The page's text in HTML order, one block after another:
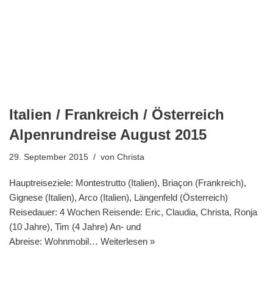
Italien / Frankreich / Österreich
Alpenrundreise August 2015
29. September 2015 von Christa
Hauptreiseziele: Montestrutto (Italien), Briaçon (Frankreich),
Gignese (Italien), Arco (Italien), Längenfeld (Österreich)
Reisedauer: 4 Wochen Reisende: Eric, Claudia, Christa, Ronja
(10 Jahre), Tim (4 Jahre) An- und
Abreise: Wohnmobil… Weiterlesen »